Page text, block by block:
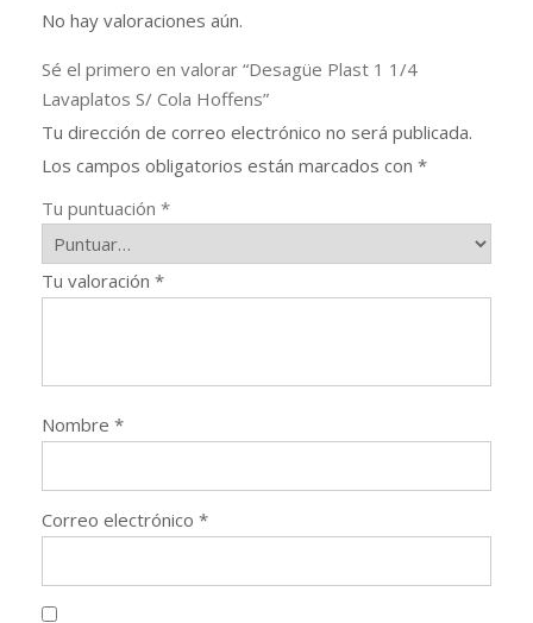
No hay valoraciones aún.
Sé el primero en valorar “Desagüe Plast 1 1/4
Lavaplatos S/ Cola Hoffens”
Tu dirección de correo electrónico no será publicada.
Los campos obligatorios están marcados con *
Tu puntuación *
Tu valoración *
Nombre *
Correo electrónico *